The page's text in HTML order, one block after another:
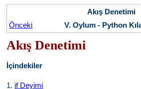
Akış Denetimi
Önceki
V. Oylum - Python
Akış Denetimi
İçindekiler
1. if Deyimi